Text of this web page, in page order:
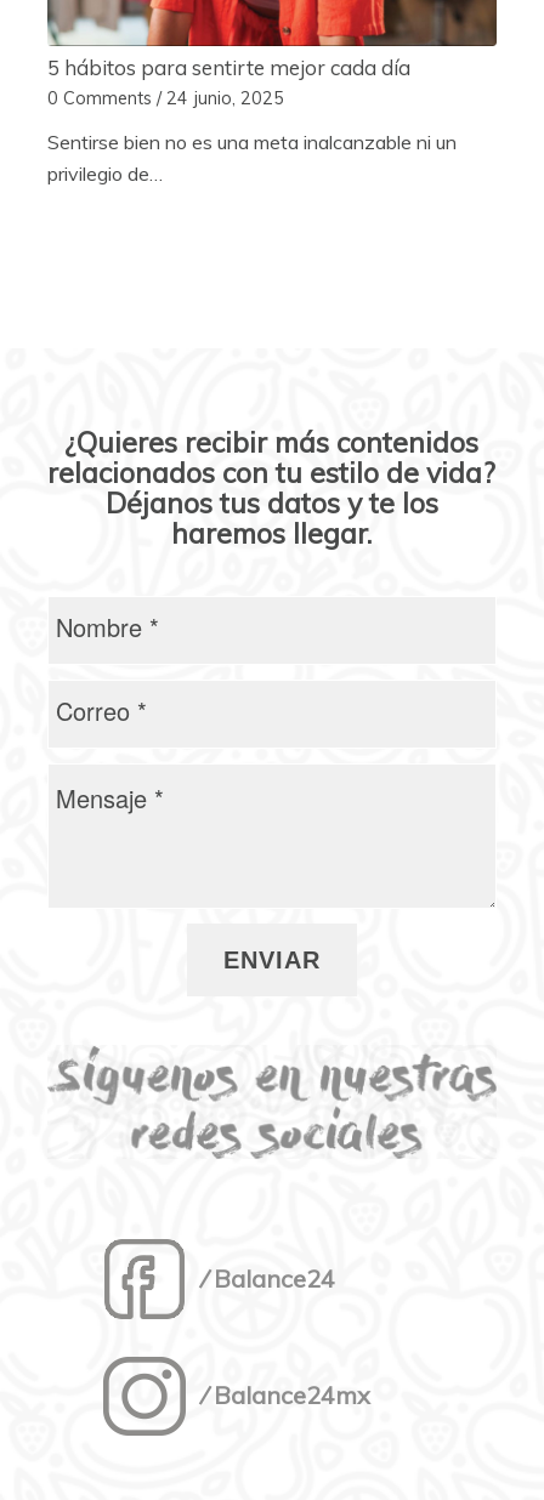
5 hábitos para sentirte mejor cada día
0 Comments / 24 junio, 2025
Sentirse bien no es una meta inalcanzable ni un
privilegio de…
¿Quieres recibir más contenidos
relacionados con tu estilo de vida?
Déjanos tus datos y te los
haremos llegar.
⁄ Balance24
⁄ Balance24mx